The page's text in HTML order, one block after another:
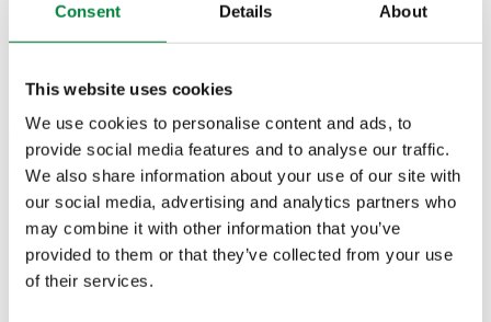
Consent Details About
This website uses cookies
We use cookies to personalise content and ads, to
provide social media features and to analyse our traffic.
We also share information about your use of our site with
our social media, advertising and analytics partners who
may combine it with other information that you’ve
provided to them or that they’ve collected from your use
of their services.
Numri i pjesës Përdorimi Furnizimi me energji elektrike
145017 145895, 145905 24 V AC/DC
Modele 3D